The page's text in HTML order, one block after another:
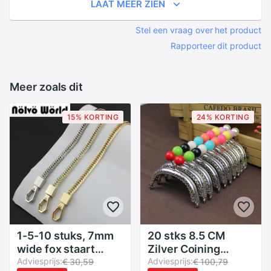
LAAT MEER ZIEN
Stel een vraag over het product
Rapporteer dit product
Meer zoals dit
15% KORTING
1-5-10 stuks, 7mm
wide fox staart
vormige ketting,
Adviesprijs:€ 30,59
24% KORTING
20 stks 8.5 CM
Zilver Coining
Patroon
Adviesprijs:€ 100,79